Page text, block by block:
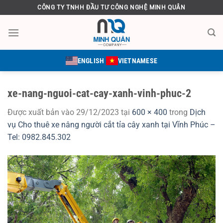
qua
nội
CÔNG TY TNHH ĐẦU TƯ CÔNG NGHỆ MINH QUÂN
ENGLISH VIETNAMESE
xe-nang-nguoi-cat-cay-xanh-vinh-phuc-2
Được xuất bản vào 29/12/2023 tại 600 × 400 trong Dịch
vụ Cho thuê xe nâng người cắt tỉa cây xanh tại Vĩnh Phúc –
Tel: 0982.845.302